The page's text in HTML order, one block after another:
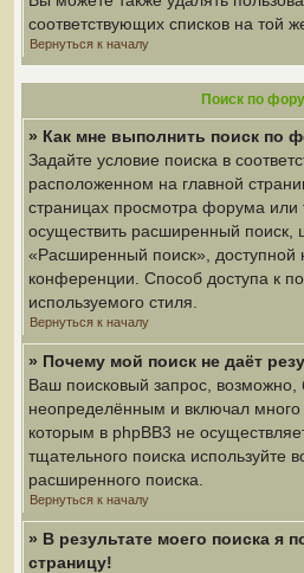
соответствующих списков на той
Вернуться к началу
Поиск по
» Как мне выполнить поиск по
Задайте условие поиска в
расположенном на главной
страницах просмотра форума
осуществить расширенный поиск,
«Расширенный поиск», доступной
конференции. Способ доступа к
используемого стиля.
Вернуться к началу
» Почему мой поиск не даёт
Ваш поисковый запрос,
неопределённым и включал
которым в phpBB3 не
тщательного поиска используйте
расширенного поиска.
Вернуться к началу
» В результате моего поиска я
страницу!